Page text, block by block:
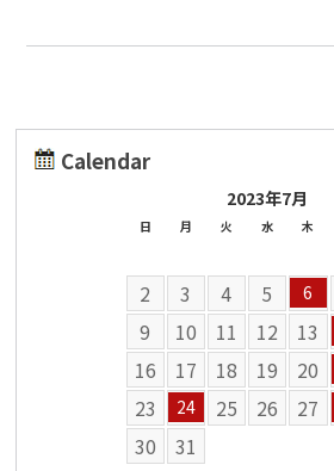
Calendar
2023年7月
日 月 火 水 木
2 3 4 5 6
9 10 11 12 13
16 17 18 19 20
23 24 25 26 27
30
31